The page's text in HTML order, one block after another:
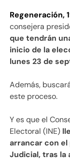
Regeneración,
consejera
que tendrán
inicio de la
lunes 23 de
Además,
este proceso.
Y es que el
Electoral (INE)
arrancar con
Judicial, tras la